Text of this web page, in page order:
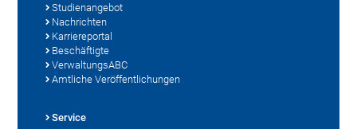
Studienangebot
Nachrichten
Karriereportal
Beschäftigte
VerwaltungsABC
Amtliche Veröffentlichungen
Service